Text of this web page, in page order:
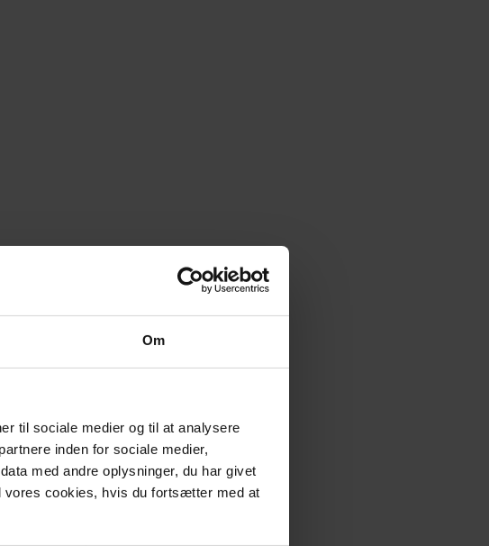
Om
til sociale medier og til at analysere
inden for sociale medier,
med andre oplysninger, du har givet
vores cookies, hvis du fortsætter med at